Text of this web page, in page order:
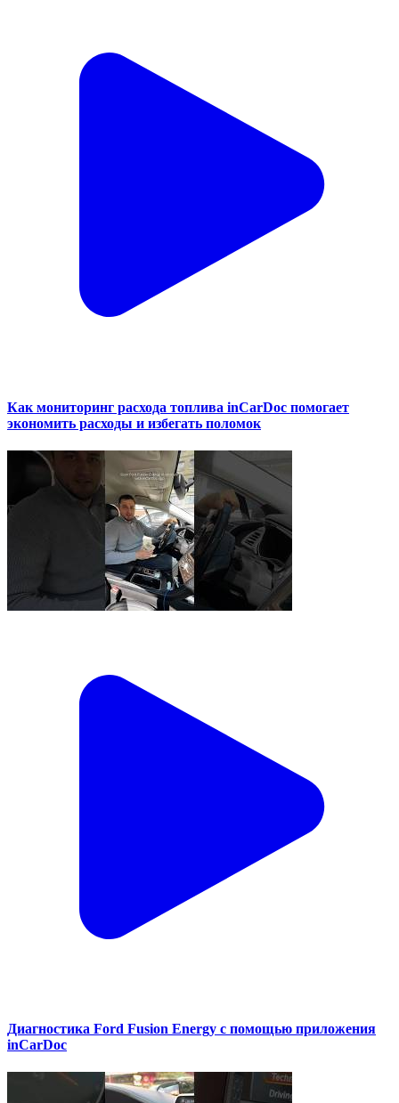
Как мониторинг расхода топлива inCarDoc помогает
экономить расходы и избегать поломок
Диагностика Ford Fusion Energy с помощью приложения
inCarDoc